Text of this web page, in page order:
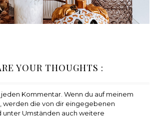
YOUR THOUGHTS :
Kommentar. Wenn du auf meinem
werden die von dir eingegebenen
unter Umständen auch weitere